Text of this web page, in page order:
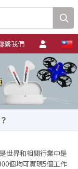
繫我們
世界和相關行業中是
個均可實現5個工作